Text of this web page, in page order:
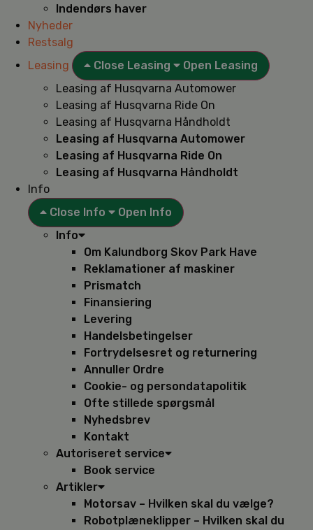
Indendørs haver
Nyheder
Restsalg
Leasing
Close Leasing
Open Leasing
Leasing af Husqvarna Automower
Leasing af Husqvarna Ride On
Leasing af Husqvarna Håndholdt
Leasing af Husqvarna Automower
Leasing af Husqvarna Ride On
Leasing af Husqvarna Håndholdt
Info
Close Info
Open Info
Info
Om Kalundborg Skov Park Have
Reklamationer af maskiner
Prismatch
Finansiering
Levering
Handelsbetingelser
Fortrydelsesret og returnering
Annuller Ordre
Cookie- og persondatapolitik
Ofte stillede spørgsmål
Nyhedsbrev
Kontakt
Autoriseret service
Book service
Artikler
Motorsav – Hvilken skal du vælge?
Robotplæneklipper – Hvilken skal du